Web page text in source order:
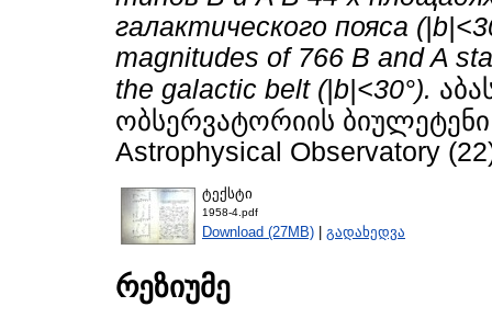
галактического пояса
magnitudes of 766 B and A
the galactic belt (|b|<30°).
ობსერვატორიის ბიულეტენი
Astrophysical Observatory
ტექსტი
1958-4.pdf
Download (27MB) | გადახედვა
რეზიუმე